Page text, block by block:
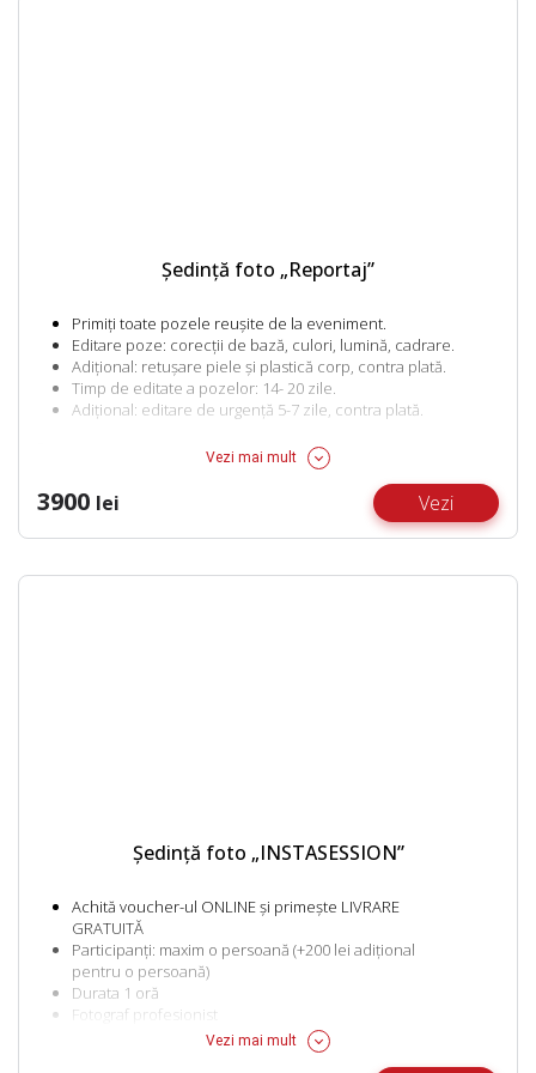
Ședință foto „Reportaj”
Primiți toate pozele reușite de la eveniment.
Editare poze: corecții de bază, culori, lumină, cadrare.
Adițional: retușare piele și plastică corp, contra plată.
Timp de editate a pozelor: 14- 20 zile.
Adițional: editare de urgență 5-7 zile, contra plată.
Botezul/ Cununia Religioasă: 3900 lei – 1 oră
Pentru orele suplimentare 1900 lei/ora
Vezi mai mult
3900 lei Vezi
Ședință foto „INSTASESSION”
Achită voucher-ul ONLINE și primește LIVRARE
GRATUITĂ
Participanți: maxim o persoană (+200 lei adițional
pentru o persoană)
Durata 1 oră
Fotograf profesionist
15 poze editate: corecții lumină, culori, cadrare,
Vezi mai mult